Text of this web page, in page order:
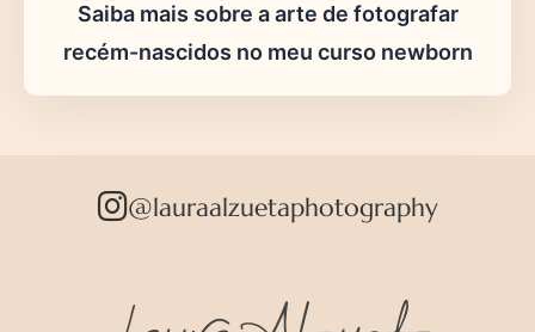
Saiba mais sobre a arte de fotografar
recém-nascidos no meu curso newborn
@lauraalzuetaphotography